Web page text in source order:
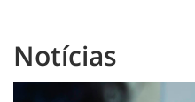
Notícias